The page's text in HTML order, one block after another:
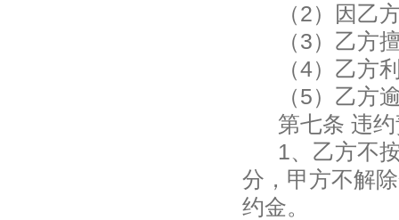
（2）
因乙
（3） 乙方
（4） 乙方
（5） 乙方
第七条 违
1、乙方不
分，甲方不解
约金。